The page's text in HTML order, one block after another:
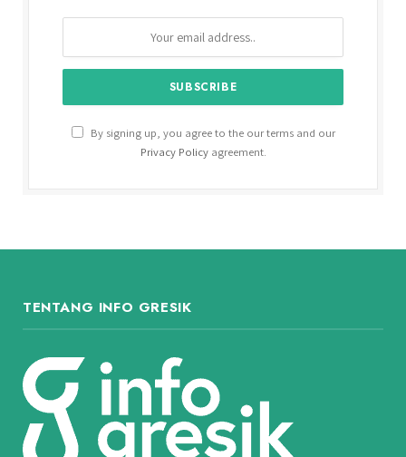
By signing up, you agree to the our terms and our
Privacy Policyagreement.
TENTANG INFO GRESIK